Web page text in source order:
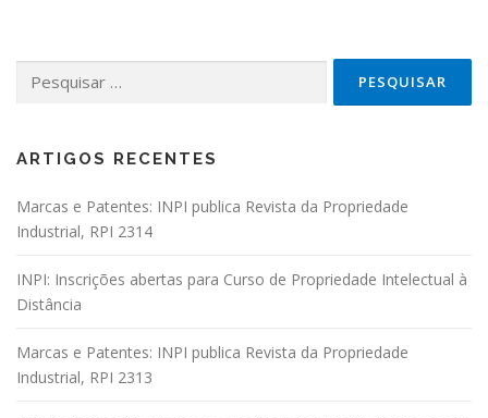
ARTIGOS RECENTES
Marcas e Patentes: INPI publica Revista da Propriedade
Industrial, RPI 2314
INPI: Inscrições abertas para Curso de Propriedade Intelectual à
Distância
Marcas e Patentes: INPI publica Revista da Propriedade
Industrial, RPI 2313